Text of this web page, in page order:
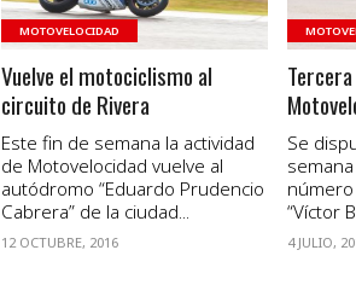
MOTOVELOCIDAD
Vuelve el motociclismo al
circuito de Rivera
Este fin de semana la actividad
de Motovelocidad vuelve al
autódromo “Eduardo Prudencio
Cabrera” de la ciudad...
12 OCTUBRE, 2016
Se
“Víctor
4 JULIO,